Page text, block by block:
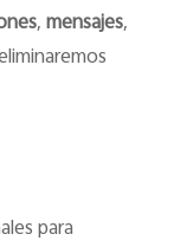
,mensajes,
para